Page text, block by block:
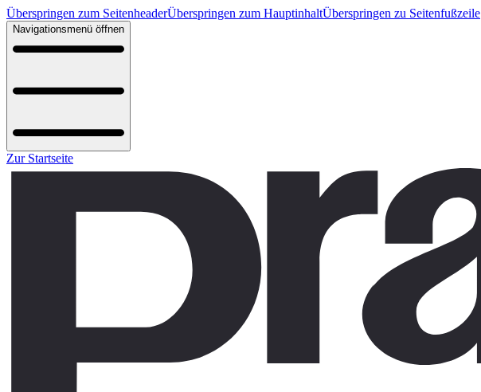
Überspringen zum SeitenheaderÜberspringen zum HauptinhaltÜberspringen zu Seitenfußzeile
Navigationsmenü öffnen
Zur Startseite